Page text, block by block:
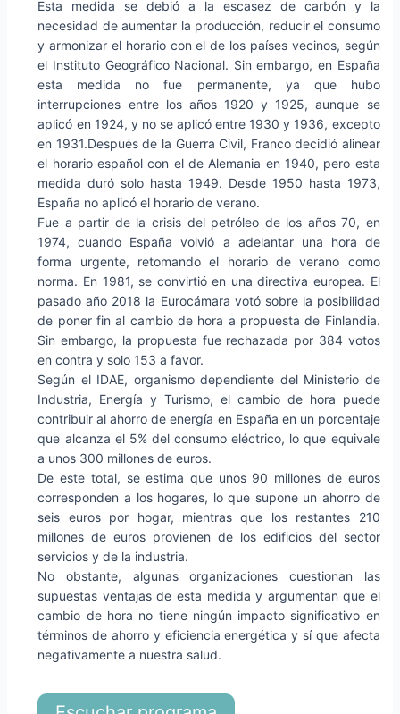
Esta medida se debió a la escasez de carbón y la
necesidad de aumentar la producción, reducir el consumo
y armonizar el horario con el de los países vecinos, según
el Instituto Geográfico Nacional. Sin embargo, en España
esta medida no fue permanente, ya que hubo
interrupciones entre los años 1920 y 1925, aunque se
aplicó en 1924, y no se aplicó entre 1930 y 1936, excepto
en 1931.Después de la Guerra Civil, Franco decidió alinear
el horario español con el de Alemania en 1940, pero esta
medida duró solo hasta 1949. Desde 1950 hasta 1973,
España no aplicó el horario de verano.
Fue a partir de la crisis del petróleo de los años 70, en
1974, cuando España volvió a adelantar una hora de
forma urgente, retomando el horario de verano como
norma. En 1981, se convirtió en una directiva europea. El
pasado año 2018 la Eurocámara votó sobre la posibilidad
de poner fin al cambio de hora a propuesta de Finlandia.
Sin embargo, la propuesta fue rechazada por 384 votos
en contra y solo 153 a favor.
Según el IDAE, organismo dependiente del Ministerio de
Industria, Energía y Turismo, el cambio de hora puede
contribuir al ahorro de energía en España en un porcentaje
que alcanza el 5% del consumo eléctrico, lo que equivale
a unos 300 millones de euros.
De este total, se estima que unos 90 millones de euros
corresponden a los hogares, lo que supone un ahorro de
seis euros por hogar, mientras que los restantes 210
millones de euros provienen de los edificios del sector
servicios y de la industria.
No obstante, algunas organizaciones cuestionan las
supuestas ventajas de esta medida y argumentan que el
cambio de hora no tiene ningún impacto significativo en
términos de ahorro y eficiencia energética y sí que afecta
negativamente a nuestra salud.